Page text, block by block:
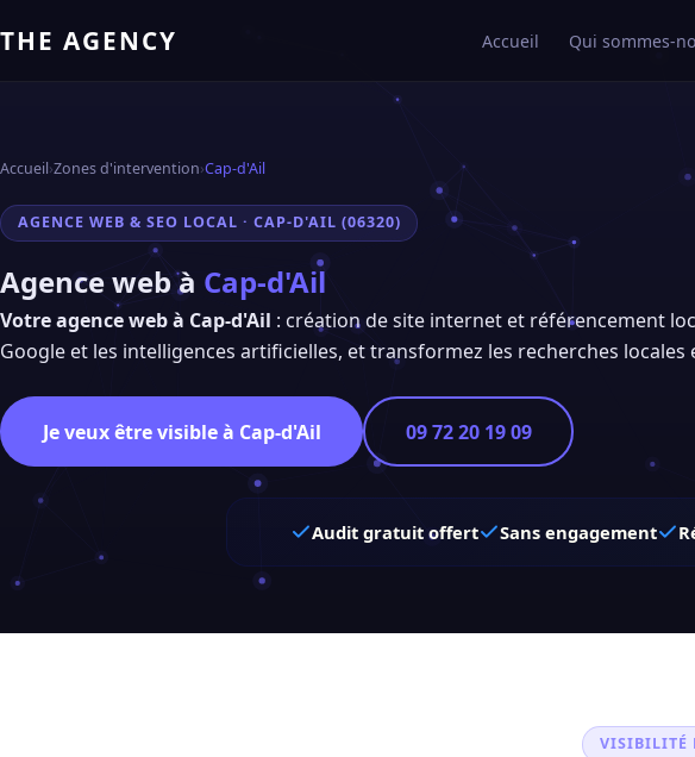
THE AGENCY Accueil Qui sommes-
Accueil›Zones d'intervention›Cap-d'Ail
AGENCE WEB & SEO LOCAL · CAP-D'AIL (06320)
Agence web à Cap-d'Ail
Votre agence web à Cap-d'Ail : création de site internet et référencement
Google et les intelligences artificielles, et transformez les recherches locales
Je veux être visible à Cap-d'Ail 09 72 20 19 09
Audit gratuit offert Sans engagement
VISIBILITÉ